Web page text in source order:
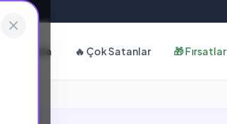
Hakkımızda 🔥 Çok Satanlar 🎁 Fırsatlar